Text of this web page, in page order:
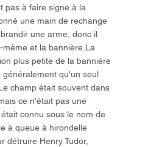
pas à faire signe à la
une main de rechange
une arme, donc il
et la bannière.La
plus petite de la bannière
qu'un seul
champ était souvent dans
ce n'était pas une
connu sous le nom de
à queue à hirondelle
détruire Henry Tudor,